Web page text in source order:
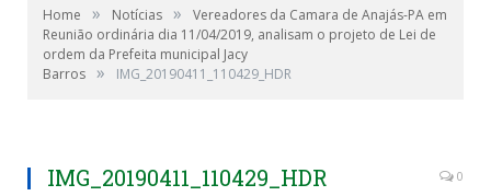
Home » Notícias »
Vereadores da Camara de Anajás-PA em
Reunião ordinária dia 11/04/2019, analisam o projeto de Lei de
ordem da Prefeita municipal Jacy
Barros » IMG_20190411_110429_HDR
IMG_20190411_110429_HDR 0